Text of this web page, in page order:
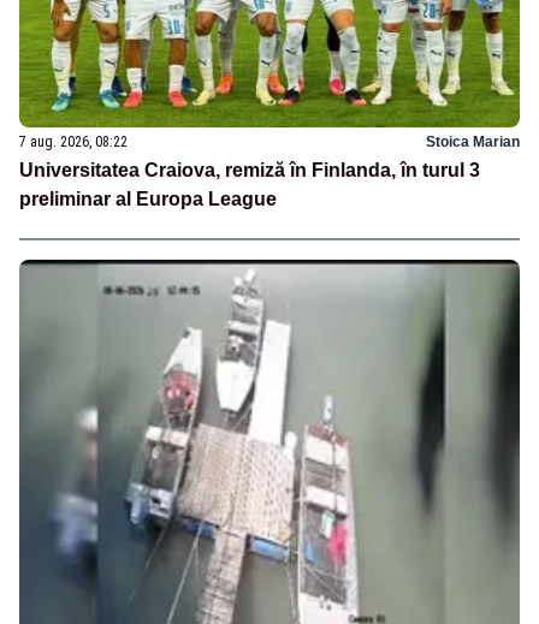
7 aug. 2026, 08:22 Stoica Marian
Universitatea Craiova, remiză în Finlanda, în turul 3
preliminar al Europa League